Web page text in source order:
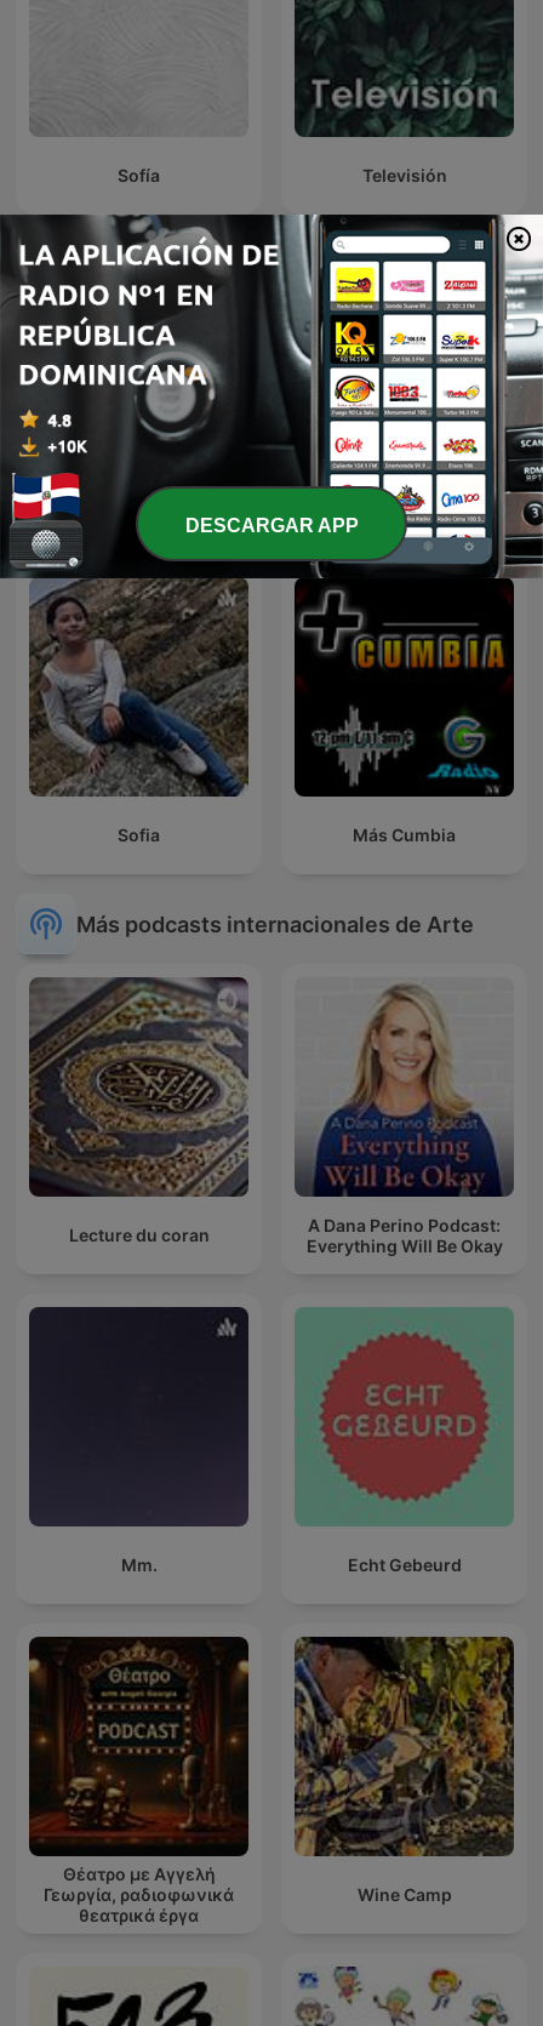
Sofía Televisión
Mariela Sánchez y sus
aventuras gastronómicas
en Europa
Radio A-A
Sofia Más Cumbia
Más podcasts internacionales de Arte
Lecture du coran
A Dana Perino Podcast:
Everything Will Be Okay
Mm. Echt Gebeurd
Θέατρο με Αγγελή
Γεωργία, ραδιοφωνικά
θεατρικά έργα
Wine Camp
DESCARGAR APP